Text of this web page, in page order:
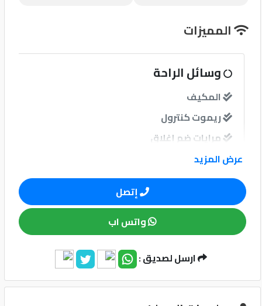
كيو
كارز
كيو
ماركت
الدليل
القطري
2020
©
المميزات
وسائل الراحة
المكيف
ريموت كنترول
مرايات ضم إغلاق
نوافذ
نوافذ كهربائية امامية
عرض المزيد
إتصل
واتس اب
ارسل لصديق :